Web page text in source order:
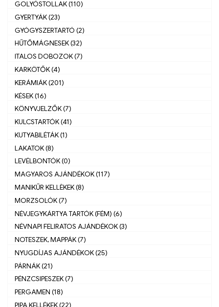
GOLYÓSTOLLAK (110)
GYERTYÁK (23)
GYÓGYSZERTARTÓ (2)
HŰTŐMÁGNESEK (32)
ITALOS DOBOZOK (7)
KARKÖTŐK (4)
KERÁMIÁK (201)
KÉSEK (16)
KÖNYVJELZŐK (7)
KULCSTARTÓK (41)
KUTYABILÉTÁK (1)
LAKATOK (8)
LEVÉLBONTÓK (0)
MAGYAROS AJÁNDÉKOK (117)
MANIKŰR KELLÈKEK (8)
MORZSOLÓK (7)
NÉVJEGYKÁRTYA TARTÓK (FÉM) (6)
NÉVNAPI FELIRATOS AJÁNDÉKOK (3)
NOTESZEK, MAPPÁK (7)
NYUGDÍJAS AJÁNDÉKOK (25)
PÁRNÁK (21)
PÉNZCSIPESZEK (7)
PERGAMEN (18)
PIPA KELLÉKEK (22)